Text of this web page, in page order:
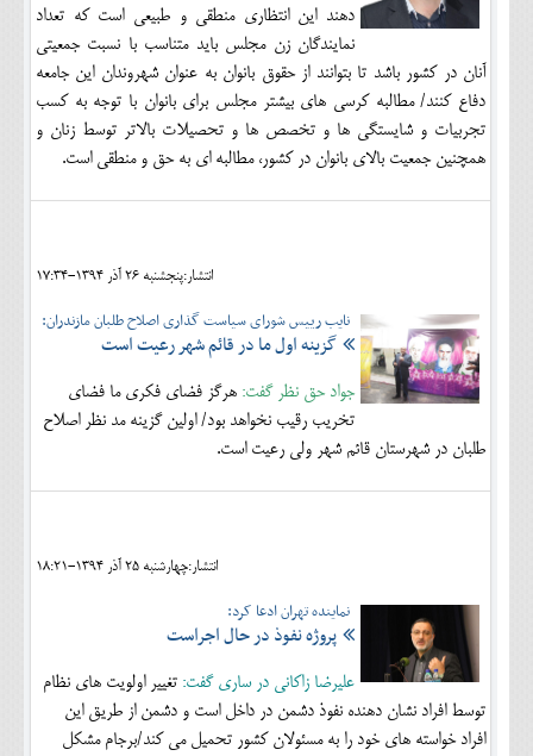
دهند این انتظاری منطقی و طبیعی است که تعداد
نمایندگان زن مجلس باید متناسب با نسبت جمعیتی
آنان در کشور باشد تا بتوانند از حقوق بانوان به عنوان شهروندان این جامعه
دفاع کنند/ مطالبه کرسی های بیشتر مجلس برای بانوان با توجه به کسب
تجربیات و شایستگی ها و تخصص ها و تحصیلات بالاتر توسط زنان و
همچنین جمعیت بالای بانوان در کشور، مطالبه ای به حق و منطقی است.
انتشار:پنجشنبه 26 آذر 1394-17:34
نایب رییس شورای سیاست گذاری اصلاح طلبان مازندران:
گزینه اول ما در قائم شهر رعیت است
جواد حق نظر گفت: هرگز فضای فکری ما فضای
تخریب رقیب نخواهد بود/ اولین گزینه مد نظر اصلاح
طلبان در شهرستان قائم شهر ولی رعیت است.
انتشار:چهارشنبه 25 آذر 1394-18:21
نماینده تهران ادعا کرد:
پروژه نفوذ در حال اجراست
علیرضا زاکانی در ساری گفت: تغییر اولویت های نظام
توسط افراد نشان دهنده نفوذ دشمن در داخل است و دشمن از طریق این
افراد خواسته های خود را به مسئولان کشور تحمیل می کند/برجام مشکل